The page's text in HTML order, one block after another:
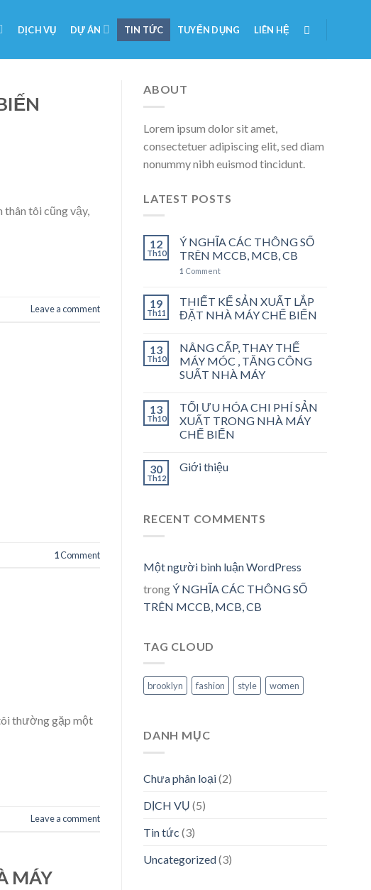
DỊCH VỤ DỰ ÁN TIN TỨC TUYỂN DỤNG LIÊN HỆ
tôi cũng vậy,
Leave a comment
1Comment
thường gặp một
Leave a comment
MÁY
ABOUT
Lorem ipsum dolor sit amet,
consectetuer adipiscing elit, sed diam
nonummy nibh euismod tincidunt.
LATEST POSTS
12
Th10
Ý NGHĨA CÁC THÔNG SỐ
TRÊN MCCB, MCB, CB
1 Comment
19
Th11
THIẾT KẾ SẢN XUẤT LẮP
ĐẶT NHÀ MÁY CHẾ BIẾN
13
Th10
NÂNG CẤP, THAY THẾ
MÁY MÓC , TĂNG CÔNG
SUẤT NHÀ MÁY
13
Th10
TỐI ƯU HÓA CHI PHÍ SẢN
XUẤT TRONG NHÀ MÁY
CHẾ BIẾN
30
Th12
Giới thiệu
RECENT COMMENTS
Một người bình luận WordPress
trongÝ NGHĨA CÁC THÔNG SỐ
TRÊN MCCB, MCB, CB
TAG CLOUD
brooklyn fashion style women
DANH MỤC
Chưa phân loại(2)
DỊCH VỤ (5)
Tin tức (3)
Uncategorized(3)